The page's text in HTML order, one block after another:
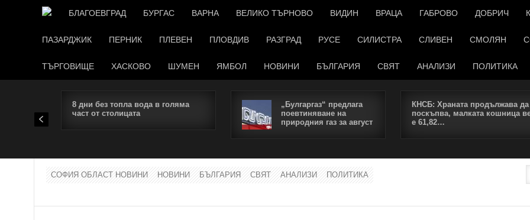
БЛАГОЕВГРАД БУРГАС ВАРНА ВЕЛИКО ТЪРНОВО ВИДИН ВРАЦА ГАБРОВО ДОБРИЧ
ПАЗАРДЖИК ПЕРНИК ПЛЕВЕН ПЛОВДИВ РАЗГРАД РУСЕ СИЛИСТРА СЛИВЕН СМОЛЯН
ТЪРГОВИЩЕ ХАСКОВО ШУМЕН ЯМБОЛ НОВИНИ БЪЛГАРИЯ СВЯТ АНАЛИЗИ ПОЛИТИКА
8 дни без топла вода в голяма
част от столицата
„Булгаргаз“ предлага
поевтиняване на
природния газ за август
КНСБ: Храната продължава да
поскъпва, малката кошница
е 61,82…
СОФИЯ ОБЛАСТ НОВИНИ НОВИНИ БЪЛГАРИЯ СВЯТ АНАЛИЗИ ПОЛИТИКА